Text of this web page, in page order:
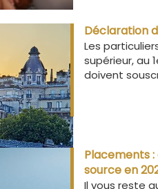
Déclaration
Les
supérieur, au
doivent
Placements
source en
Il vous reste